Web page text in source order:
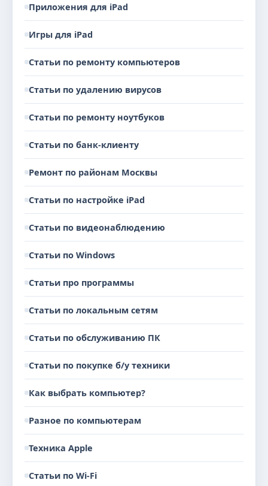
Приложения для iPad
Игры для iPad
Статьи по ремонту компьютеров
Статьи по удалению вирусов
Статьи по ремонту ноутбуков
Статьи по банк-клиенту
Ремонт по районам Москвы
Статьи по настройке iPad
Статьи по видеонаблюдению
Статьи по Windows
Статьи про программы
Статьи по локальным сетям
Статьи по обслуживанию ПК
Статьи по покупке б/у техники
Как выбрать компьютер?
Разное по компьютерам
Техника Apple
Статьи по Wi-Fi